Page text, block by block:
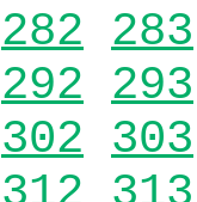
282 283
292 293
302 303